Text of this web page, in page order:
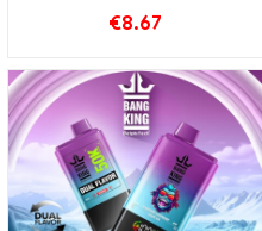
maun
€8.67